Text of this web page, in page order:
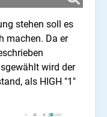
stehen soll es
machen. Da er
wird der
als HIGH "1"